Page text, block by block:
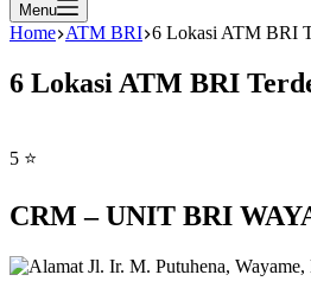
Menu
Home ATM BRI 6 Lokasi ATM BRI
6 Lokasi ATM BRI
5 ⭐
CRM – UNIT BRI
Jl. Ir. M. Putuhena,